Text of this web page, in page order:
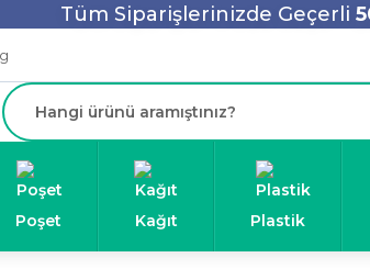
Tüm Siparişlerinizde Geçerli
Poşet Kağıt Plastik